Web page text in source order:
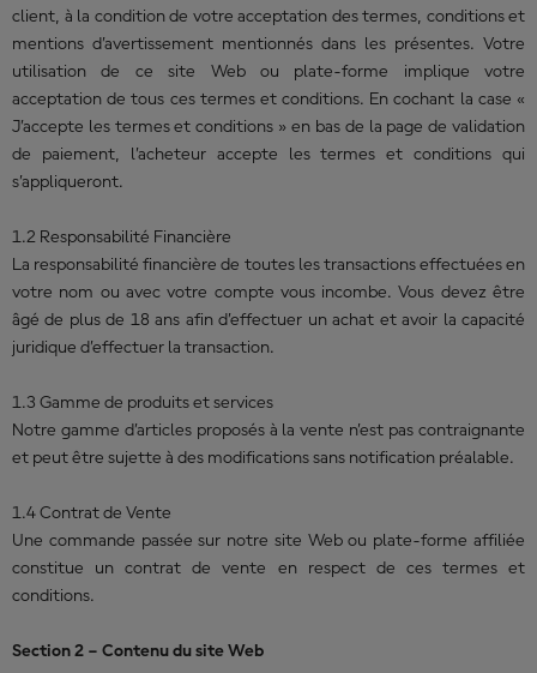
client, à la condition de votre acceptation des termes, conditions et
mentions d’avertissement mentionnés dans les présentes. Votre
utilisation de ce site Web ou plate-forme implique votre
acceptation de tous ces termes et conditions. En cochant la case «
J’accepte les termes et conditions » en bas de la page de validation
de paiement, l’acheteur accepte les termes et conditions qui
s’appliqueront.
1.2 Responsabilité Financière
La responsabilité financière de toutes les transactions effectuées en
votre nom ou avec votre compte vous incombe. Vous devez être
âgé de plus de 18 ans afin d’effectuer un achat et avoir la capacité
juridique d’effectuer la transaction.
1.3 Gamme de produits et services
Notre gamme d’articles proposés à la vente n’est pas contraignante
et peut être sujette à des modifications sans notification préalable.
1.4 Contrat de Vente
Une commande passée sur notre site Web ou plate-forme affiliée
constitue un contrat de vente en respect de ces termes et
conditions.
Section 2 – Contenu du site Web